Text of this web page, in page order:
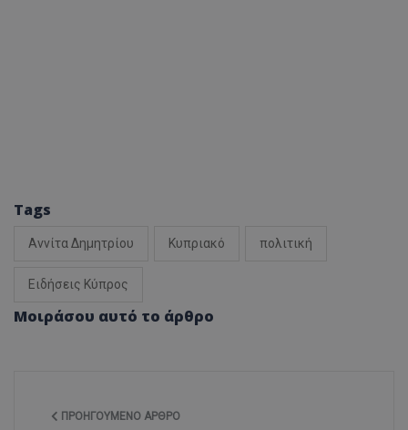
Tags
Αννίτα Δημητρίου Κυπριακό πολιτική
Ειδήσεις Κύπρος
Μοιράσου αυτό το άρθρο
ΠΡΟΗΓΟΎΜΕΝΟ ΆΡΘΡΟ